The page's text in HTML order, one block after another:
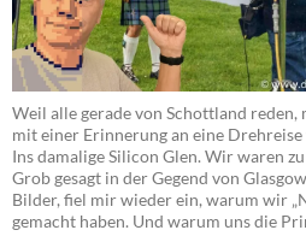
Weil alle gerade von Schottland reden,
mit einer Erinnerung an eine
Ins damalige Silicon Glen. Wir waren
Grob gesagt in der Gegend von
Bilder, fiel mir wieder ein, warum wir
gemacht haben. Und warum uns die